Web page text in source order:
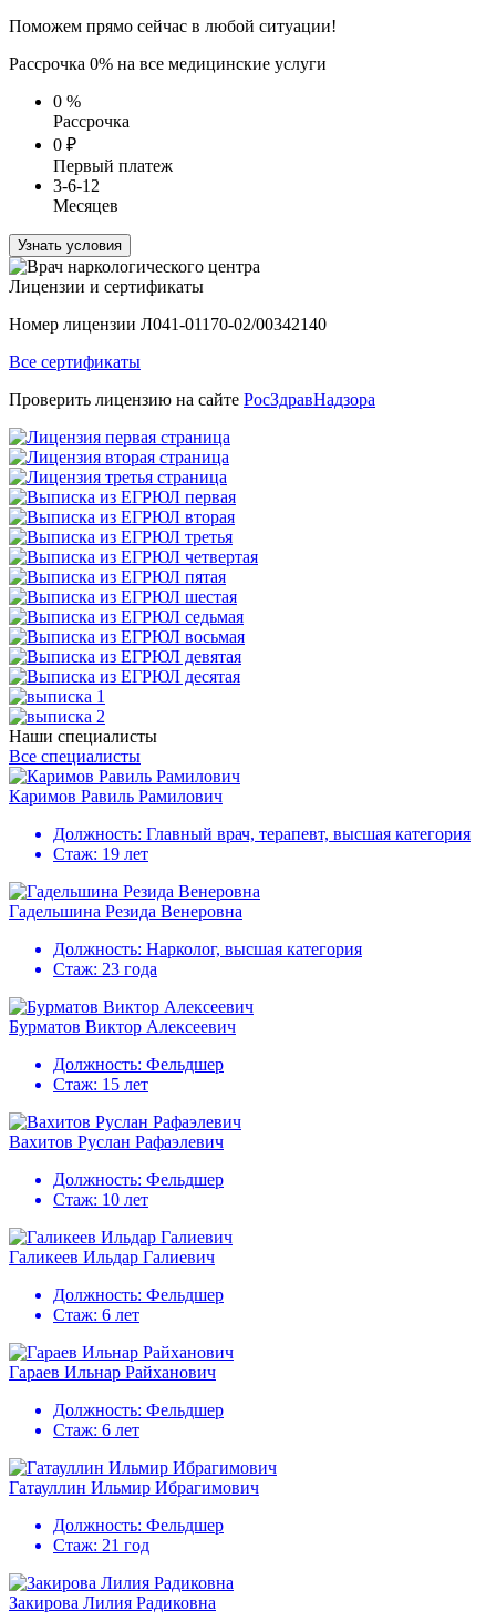
Поможем прямо сейчас в любой ситуации!
Рассрочка 0% на все медицинские услуги
0 %
Рассрочка
0 ₽
Первый платеж
3-6-12
Месяцев
Узнать условия
Лицензии и сертификаты
Номер лицензии Л041-01170-02/00342140
Все сертификаты
Проверить лицензию на сайте РосЗдравНадзора
Наши специалисты
Все специалисты
Каримов Равиль Рамилович
Должность: Главный врач, терапевт, высшая категория
Стаж: 19 лет
Гадельшина Резида Венеровна
Должность: Нарколог, высшая категория
Стаж: 23 года
Бурматов Виктор Алексеевич
Должность: Фельдшер
Стаж: 15 лет
Вахитов Руслан Рафаэлевич
Должность: Фельдшер
Стаж: 10 лет
Галикеев Ильдар Галиевич
Должность: Фельдшер
Стаж: 6 лет
Гараев Ильнар Райханович
Должность: Фельдшер
Стаж: 6 лет
Гатауллин Ильмир Ибрагимович
Должность: Фельдшер
Стаж: 21 год
Закирова Лилия Радиковна